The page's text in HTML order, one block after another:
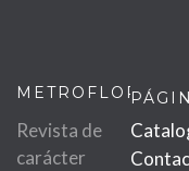
METROFLOR
Revista de
carácter